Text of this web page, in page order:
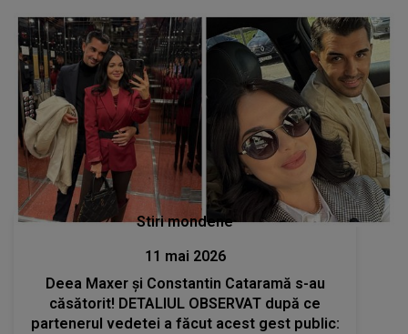
Stiri mondene
11 mai 2026
Deea Maxer și Constantin Cataramă s-au
căsătorit! DETALIUL OBSERVAT după ce
partenerul vedetei a făcut acest gest public: